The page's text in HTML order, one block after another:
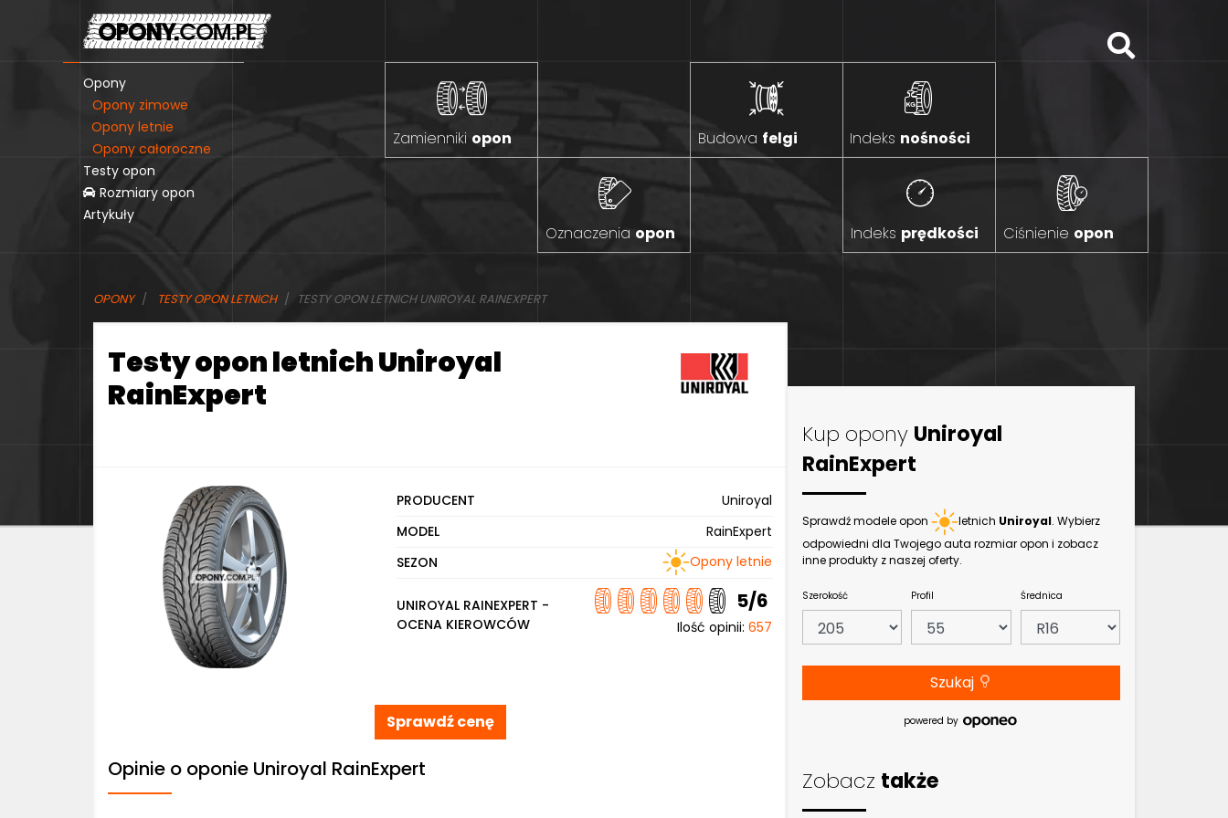
Opony
Opony zimowe
Opony letnie
Opony całoroczne
Testy opon
Rozmiary opon
Artykuły
Zamienniki opon Budowa felgi Indeks nośności
Indeks prędkości Ciśnienie opon
Oznaczenia opon
OPONY TESTY OPON LETNICH TESTY OPON LETNICH UNIROYAL RAINEXPERT
Testy opon letnich Uniroyal
RainExpert
PRODUCENT
Uniroyal
MODEL
RainExpert
SEZON
Opony letnie
UNIROYAL RAINEXPERT -
OCENA KIEROWCÓW
5/6
Ilość opinii: 657
Sprawdź cenę
Opinie o oponie Uniroyal RainExpert
Kup opony Uniroyal
RainExpert
Sprawdź modele opon letnich Uniroyal. Wybierz
odpowiedni dla Twojego auta rozmiar opon i zobacz
inne produkty z naszej oferty.
Szerokość Profil Średnica
Szukaj
powered by
Zobacz także